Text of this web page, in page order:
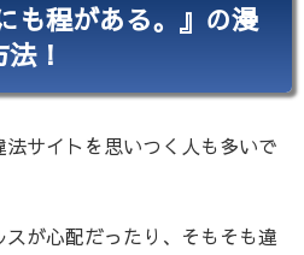
も程がある。』の漫
！
サイトを思いつく人も多いで
が心配だったり、そもそも違